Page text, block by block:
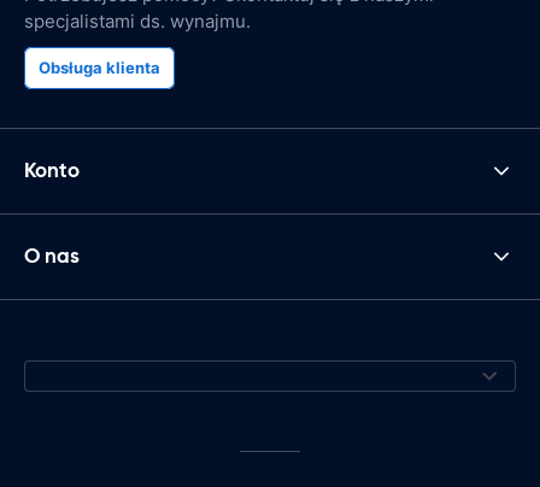
specjalistami ds. wynajmu.
Obsługa klienta
Konto
O nas